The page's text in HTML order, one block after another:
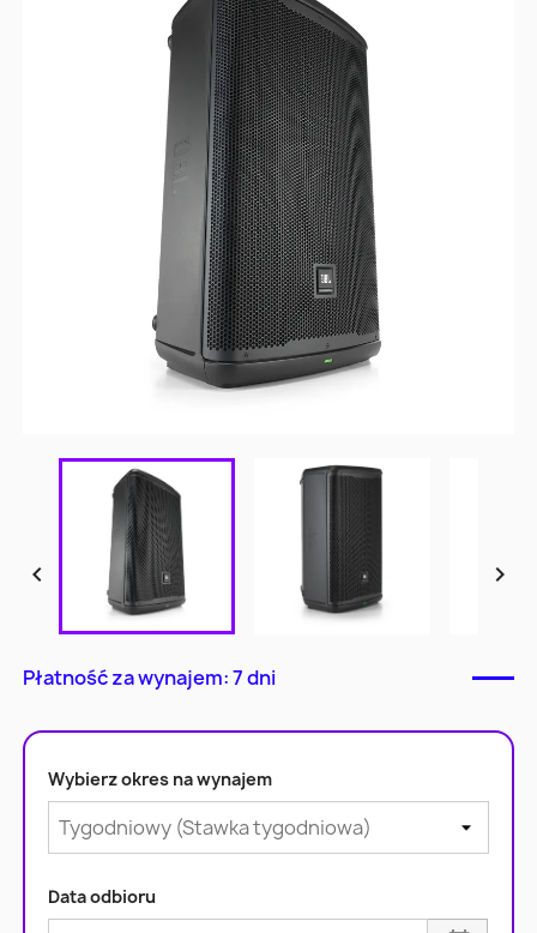
 
Płatność za wynajem: 7 dni
Wybierz okres na wynajem
Data odbioru